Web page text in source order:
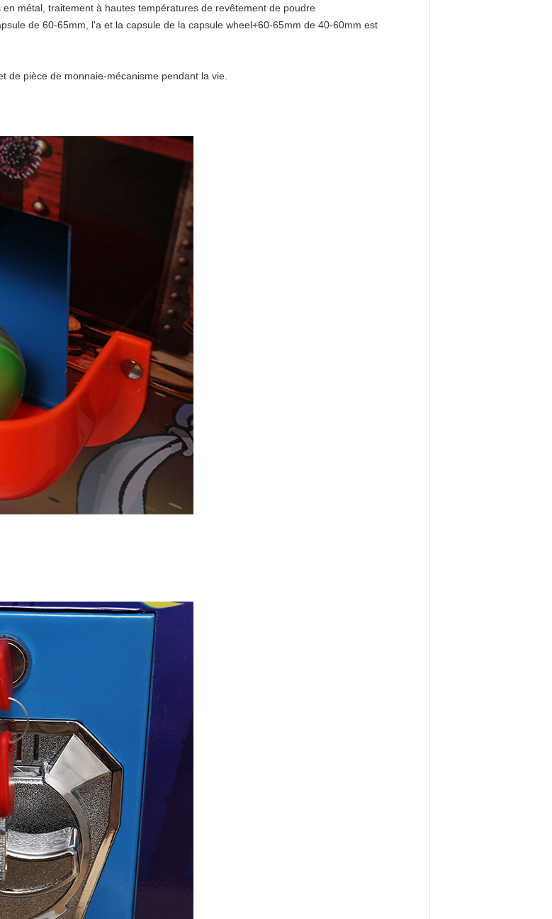
métal, traitement à hautes températures de revêtement de poudre
de 60-65mm, l'a et la capsule de la capsule wheel+60-65mm de 40-60mm est
de pièce de monnaie-mécanisme pendant la vie.